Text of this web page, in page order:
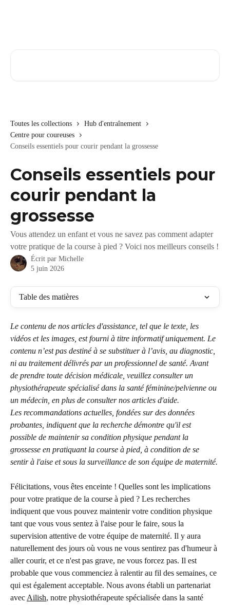
Toutes les collections
Hub d'entraînement
Centre pour coureuses
Conseils essentiels pour courir pendant la grossesse
Conseils essentiels pour
courir pendant la
grossesse
Vous attendez un enfant et vous ne savez pas comment adapter
votre pratique de la course à pied ? Voici nos meilleurs conseils !
Écrit par Michelle
5 juin 2026
Table des matières
Le contenu de nos articles d'assistance, tel que le texte, les
vidéos et les images, est fourni à titre informatif uniquement. Le
contenu n’est pas destiné à se substituer à l’avis, au diagnostic,
ni au traitement délivrés par un professionnel de santé. Avant
de prendre toute décision médicale, veuillez consulter un
physiothérapeute spécialisé dans la santé féminine/pelvienne ou
un médecin, en plus de consulter nos articles d'aide.
Les recommandations actuelles, fondées sur des données
probantes, indiquent que la recherche démontre qu'il est
possible de maintenir sa condition physique pendant la
grossesse en pratiquant la course à pied, à condition de se
sentir à l'aise et sous la surveillance de son équipe de maternité.
Félicitations, vous êtes enceinte ! Quelles sont les implications
pour votre pratique de la course à pied ? Les recherches
indiquent que vous pouvez maintenir votre condition physique
tant que vous vous sentez à l'aise pour le faire, sous la
supervision attentive de votre équipe de maternité. Il y aura
naturellement des jours où vous ne vous sentirez pas d'humeur à
aller courir, et ce n'est pas grave, ne vous forcez pas. Il est
probable que vous commenciez à ralentir au fil des semaines, ce
qui est également acceptable. Nous avons établi un partenariat
avec Ailish, notre physiothérapeute spécialisée dans la santé